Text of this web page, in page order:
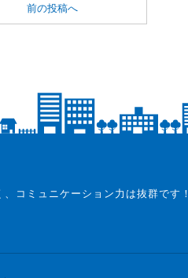
前の投稿へ
コミュニケーション力は抜群です！